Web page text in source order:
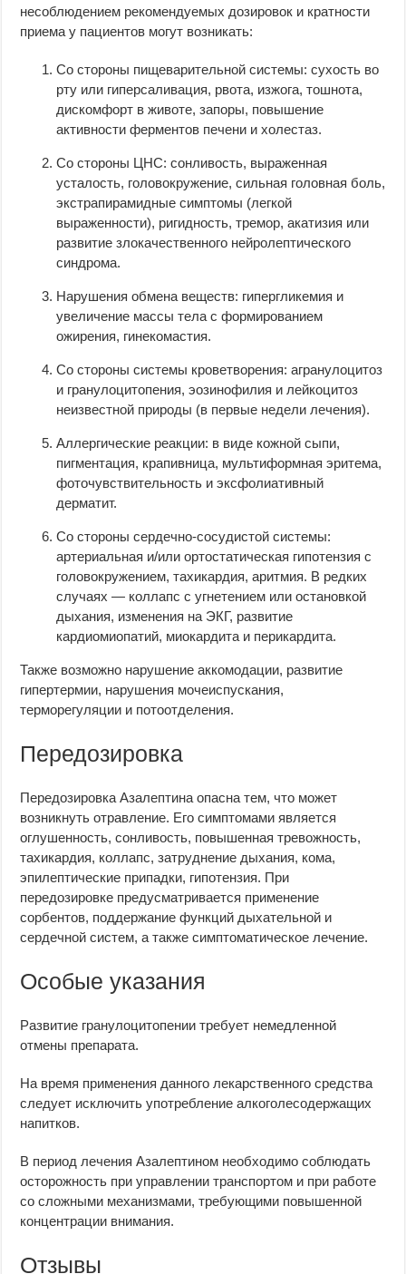
несоблюдением рекомендуемых дозировок и кратности
приема у пациентов могут возникать:
Со стороны пищеварительной системы: сухость во
рту или гиперсаливация, рвота, изжога, тошнота,
дискомфорт в животе, запоры, повышение
активности ферментов печени и холестаз.
Со стороны ЦНС: сонливость, выраженная
усталость, головокружение, сильная головная боль,
экстрапирамидные симптомы (легкой
выраженности), ригидность, тремор, акатизия или
развитие злокачественного нейролептического
синдрома.
Нарушения обмена веществ: гипергликемия и
увеличение массы тела с формированием
ожирения, гинекомастия.
Со стороны системы кроветворения: агранулоцитоз
и гранулоцитопения, эозинофилия и лейкоцитоз
неизвестной природы (в первые недели лечения).
Аллергические реакции: в виде кожной сыпи,
пигментация, крапивница, мультиформная эритема,
фоточувствительность и эксфолиативный
дерматит.
Со стороны сердечно-сосудистой системы:
артериальная и/или ортостатическая гипотензия с
головокружением, тахикардия, аритмия. В редких
случаях — коллапс с угнетением или остановкой
дыхания, изменения на ЭКГ, развитие
кардиомиопатий, миокардита и перикардита.
Также возможно нарушение аккомодации, развитие
гипертермии, нарушения мочеиспускания,
терморегуляции и потоотделения.
Передозировка
Передозировка Азалептина опасна тем, что может
возникнуть отравление. Его симптомами является
оглушенность, сонливость, повышенная тревожность,
тахикардия, коллапс, затруднение дыхания, кома,
эпилептические припадки, гипотензия. При
передозировке предусматривается применение
сорбентов, поддержание функций дыхательной и
сердечной систем, а также симптоматическое лечение.
Особые указания
Развитие гранулоцитопении требует немедленной
отмены препарата.
На время применения данного лекарственного средства
следует исключить употребление алкоголесодержащих
напитков.
В период лечения Азалептином необходимо соблюдать
осторожность при управлении транспортом и при работе
со сложными механизмами, требующими повышенной
концентрации внимания.
Отзывы